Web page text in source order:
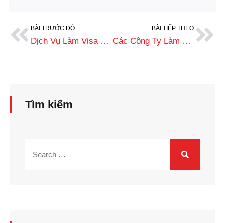
BÀI TRƯỚC ĐÓ
Dịch Vụ Làm Visa Uy Tín, Lấy Nhanh, Bao Đậu Tại Hà Nội
BÀI TIẾP THEO
Các Công Ty Làm Visa Tại Đà Nẵng Uy Tín, Chuyên Nghiệp Nhất
Tìm kiếm